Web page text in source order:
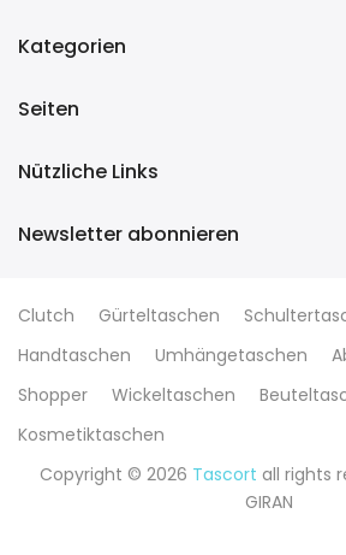
Kategorien
Seiten
Nützliche Links
Newsletter abonnieren
Clutch Gürteltaschen
Handtaschen
Umhängetaschen
Shopper
Wickeltaschen
Kosmetiktaschen
Copyright © 2026 Tascort all rights
GIRAN